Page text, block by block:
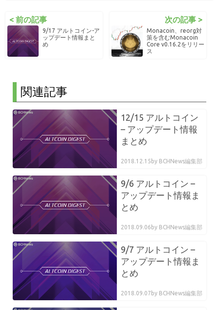
< 前の記事
9/17 アルトコイン-ア
ップデート情報まと
め
次の記事 >
Monacoin、reorg対
策を含むMonacoin
Core v0.16.2をリリー
ス
関連記事
12/15 アルトコイン
– アップデート情報
まとめ
2018.12.15 by BCHNews編集部
9/6 アルトコイン –
アップデート情報ま
とめ
2018.09.06 by BCHNews編集部
9/7 アルトコイン –
アップデート情報ま
とめ
2018.09.07 by BCHNews編集部